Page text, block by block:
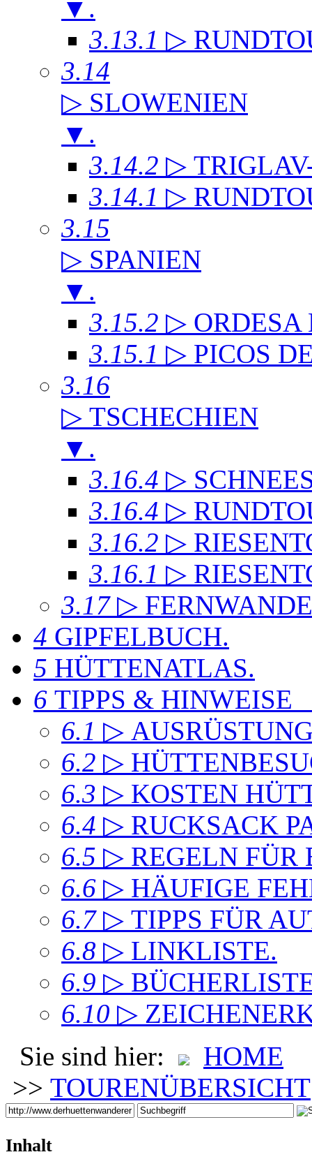
▼ .
3.13.1 ▷
3.14
▷ SLOWENIEN
▼ .
3.14.2 ▷
3.14.1 ▷
3.15
▷ SPANIEN
▼ .
3.15.2 ▷ ORDESA
3.15.1 ▷ PICOS
3.16
▷ TSCHECHIEN
▼ .
3.16.4 ▷
3.16.4 ▷
3.16.2 ▷
3.16.1 ▷
3.17 ▷
4 GIPFELBUCH.
5 HÜTTENATLAS.
6 TIPPS &
6.1 ▷
6.2 ▷
6.3 ▷ KOSTEN
6.4 ▷ RUCKSACK
6.5 ▷ REGELN FÜR
6.6 ▷ HÄUFIGE
6.7 ▷ TIPPS FÜR
6.8 ▷ LINKLISTE.
6.9 ▷
6.10 ▷
Sie sind hier:
HOME
>> TOURENÜBERSICHT
Inhalt